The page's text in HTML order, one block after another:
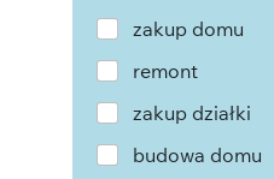
zakup domu
remont
zakup działki
budowa domu